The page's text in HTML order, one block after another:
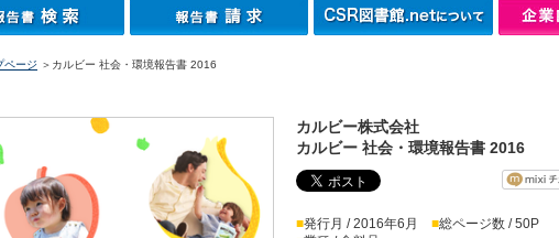
ページ ＞カルビー 社会・環境報告書 2016
カルビー株式会社
カルビー 社会・環境報告書 2016
■発行月 / 2016年6月 ■総ページ数 / 50P